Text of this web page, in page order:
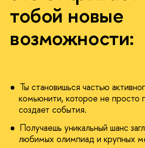
тобой новые
возможности:
Ты становишься частью
комьюнити, которое не просто
создает события.
Получаешь уникальный шанс
любимых олимпиад и крупных